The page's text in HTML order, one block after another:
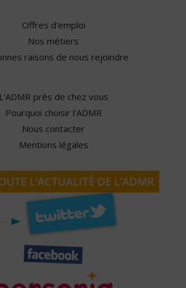
Offres d'emploi
Nos métiers
raisons de nous rejoindre
L'ADMR près de chez vous
Pourquoi choisir l'ADMR
Nous contacter
Mentions légales